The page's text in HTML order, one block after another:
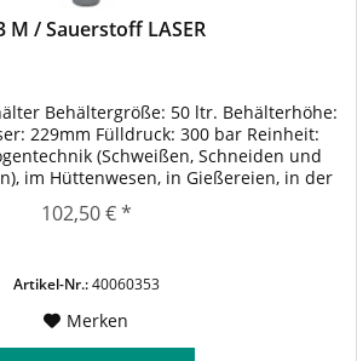
M / Sauerstoff LASER
Behältergröße: 50 ltr. Behälterhöhe:
229mm Fülldruck: 300 bar Reinheit:
(Schweißen, Schneiden und
im Hüttenwesen, in Gießereien, in der
in der Wassertechnik, in der
zum Bleichen. Schneidgas beim
102,50 € *
Artikel-Nr.:40060353
Merken